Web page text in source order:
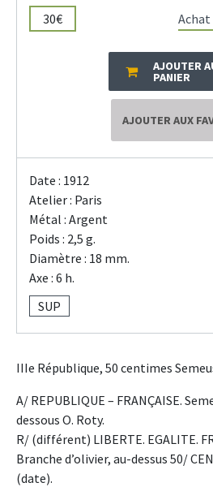
30€
AJOUTER
PANIER
AJOUTER AUX
Date : 1912
Atelier : Paris
Métal : Argent
Poids : 2,5 g.
Diamètre : 18 mm.
Axe : 6 h.
SUP
IIIe République, 50 centimes
A/ REPUBLIQUE – FRANÇAISE.
dessous O. Roty.
R/ (différent) LIBERTE. EGALITE.
Branche d’olivier, au-dessus 50/
(date).